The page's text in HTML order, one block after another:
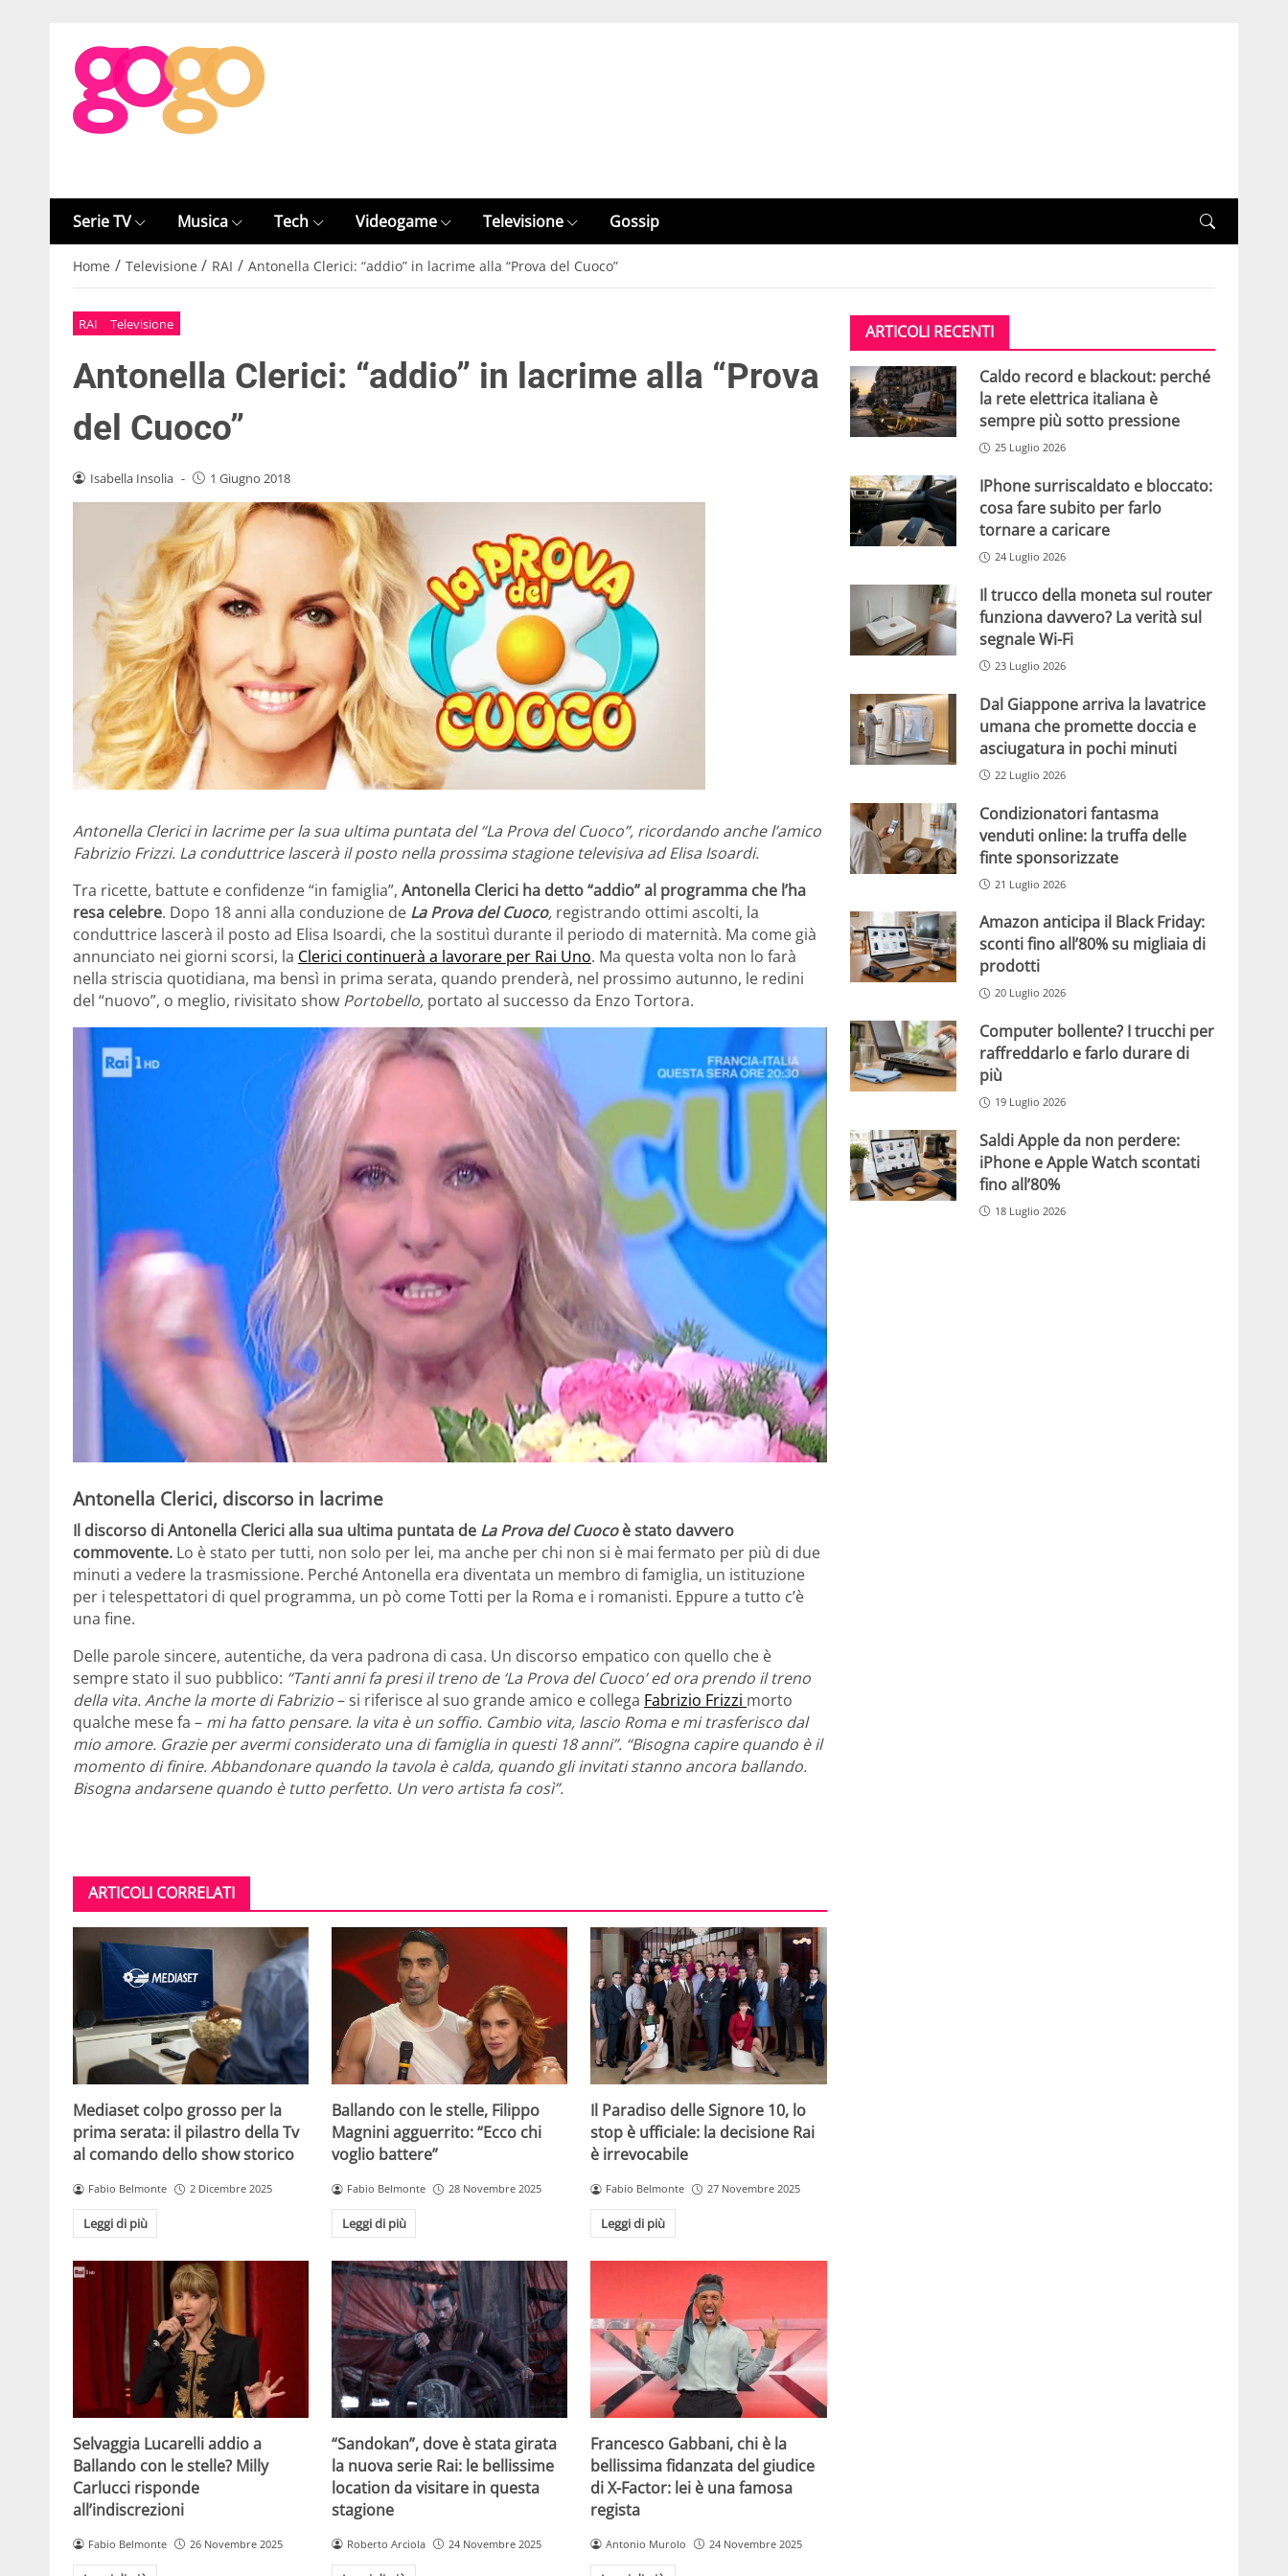
Serie TV Musica Tech Videogame Televisione Gossip
Home / Televisione / RAI / Antonella Clerici: “addio” in lacrime alla “Prova del Cuoco”
RAI Televisione
Antonella Clerici: “addio” in lacrime alla “Prova
del Cuoco”
Isabella Insolia - 1 Giugno 2018
Antonella Clerici in lacrime per la sua ultima puntata del “La Prova del Cuoco”, ricordando anche l’amico
Fabrizio Frizzi. La conduttrice lascerà il posto nella prossima stagione televisiva ad Elisa Isoardi.
Tra ricette, battute e confidenze “in famiglia”, Antonella Clerici ha detto “addio” al programma che l’ha
resa celebre. Dopo 18 anni alla conduzione de La Prova del Cuoco, registrando ottimi ascolti, la
conduttrice lascerà il posto ad Elisa Isoardi, che la sostituì durante il periodo di maternità. Ma come già
annunciato nei giorni scorsi, la Clerici continuerà a lavorare per Rai Uno. Ma questa volta non lo farà
nella striscia quotidiana, ma bensì in prima serata, quando prenderà, nel prossimo autunno, le redini
del “nuovo”, o meglio, rivisitato show Portobello, portato al successo da Enzo Tortora.
Antonella Clerici, discorso in lacrime
Il discorso di Antonella Clerici alla sua ultima puntata de La Prova del Cuocoè stato davvero
commovente. Lo è stato per tutti, non solo per lei, ma anche per chi non si è mai fermato per più di due
minuti a vedere la trasmissione. Perché Antonella era diventata un membro di famiglia, un istituzione
per i telespettatori di quel programma, un pò come Totti per la Roma e i romanisti. Eppure a tutto c’è
una fine.
Delle parole sincere, autentiche, da vera padrona di casa. Un discorso empatico con quello che è
sempre stato il suo pubblico: “Tanti anni fa presi il treno de ‘La Prova del Cuoco’ ed ora prendo il treno
della vita. Anche la morte di Fabrizio– si riferisce al suo grande amico e collega Fabrizio Frizzi morto
qualche mese fa – mi ha fatto pensare. la vita è un soffio. Cambio vita, lascio Roma e mi trasferisco dal
mio amore. Grazie per avermi considerato una di famiglia in questi 18 anni”. “Bisogna capire quando è il
momento di finire. Abbandonare quando la tavola è calda, quando gli invitati stanno ancora ballando.
Bisogna andarsene quando è tutto perfetto. Un vero artista fa così”.
ARTICOLI CORRELATI
Mediaset colpo grosso per la
prima serata: il pilastro della Tv
al comando dello show storico
Fabio Belmonte 2 Dicembre 2025
Leggi di più
Ballando con le stelle, Filippo
Magnini agguerrito: “Ecco chi
voglio battere”
Fabio Belmonte 28 Novembre 2025
Leggi di più
Il Paradiso delle Signore 10, lo
stop è ufficiale: la decisione Rai
è irrevocabile
Fabio Belmonte 27 Novembre 2025
Leggi di più
Selvaggia Lucarelli addio a
Ballando con le stelle? Milly
Carlucci risponde
all’indiscrezioni
Fabio Belmonte 26 Novembre 2025
“Sandokan”, dove è stata girata
la nuova serie Rai: le bellissime
location da visitare in questa
stagione
Roberto Arciola 24 Novembre 2025
Francesco Gabbani, chi è la
bellissima fidanzata del giudice
di X-Factor: lei è una famosa
regista
Antonio Murolo 24 Novembre 2025
ARTICOLI RECENTI
Caldo record e blackout: perché
la rete elettrica italiana è
sempre più sotto pressione
25 Luglio 2026
IPhone surriscaldato e bloccato:
cosa fare subito per farlo
tornare a caricare
24 Luglio 2026
Il trucco della moneta sul router
funziona davvero? La verità sul
segnale Wi-Fi
23 Luglio 2026
Dal Giappone arriva la lavatrice
umana che promette doccia e
asciugatura in pochi minuti
22 Luglio 2026
Condizionatori fantasma
venduti online: la truffa delle
finte sponsorizzate
21 Luglio 2026
Amazon anticipa il Black Friday:
sconti fino all’80% su migliaia di
prodotti
20 Luglio 2026
Computer bollente? I trucchi per
raffreddarlo e farlo durare di
più
19 Luglio 2026
Saldi Apple da non perdere:
iPhone e Apple Watch scontati
fino all’80%
18 Luglio 2026